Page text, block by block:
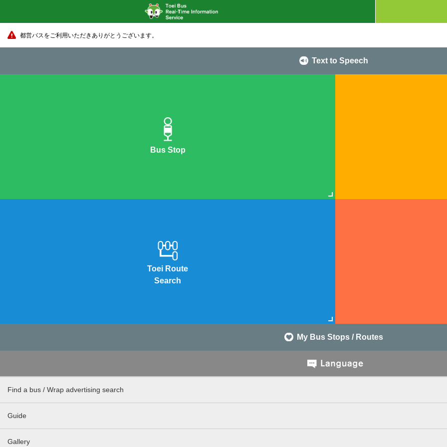
都営バスをご利用いただきありがとうございます。
Text to Speech
Bus Stop
Toei Route
Search
My Bus Stops / Routes
Find a bus / Wrap advertising search
Guide
Gallery